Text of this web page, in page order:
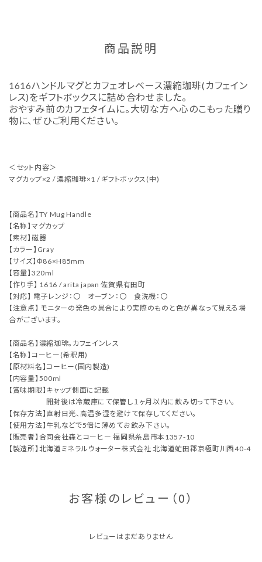
商品説明
1616ハンドルマグとカフェオレベース濃縮珈琲(カフェイン
レス)をギフトボックスに詰め合わせました。
おやすみ前のカフェタイムに。大切な方へ心のこもった贈り
物に、ぜひご利用ください。
＜セット内容＞
マグカップ×2 / 濃縮珈琲×1 / ギフトボックス(中)
【商品名】TY Mug Handle
【名称】マグカップ
【素材】磁器
【カラー】Gray
【サイズ】Φ86×H85mm
【容量】320ml
【作り手】 1616 / arita japan 佐賀県有田町
【対応】 電子レンジ：〇 オーブン：〇 食洗機：〇
【注意点】 モニターの発色の具合により実際のものと色が異なって見える場
合がございます。
【商品名】濃縮珈琲。カフェインレス
【名称】コーヒー(希釈用)
【原材料名】コーヒー(国内製造)
【内容量】500ml
【賞味期限】キャップ側面に記載
開封後は冷蔵庫にて保管し１ヶ月以内に飲み切って下さい。
【保存方法】直射日光、高温多湿を避けて保存してください。
【使用方法】牛乳などで5倍に薄めてお飲み下さい。
【販売者】合同会社森とコーヒー 福岡県糸島市本1357-10
【製造所】北海道ミネラルウォーター株式会社 北海道虻田郡京極町川西40-4
お客様のレビュー（0）
レビューはまだありません